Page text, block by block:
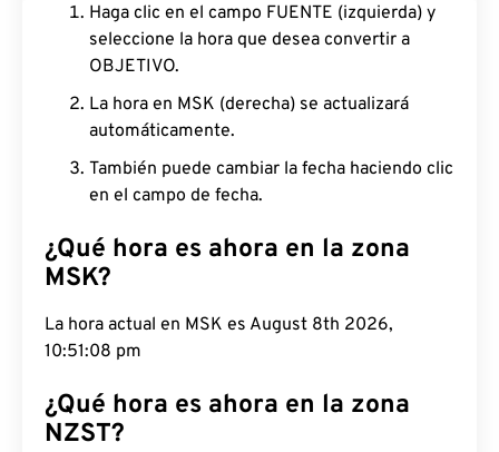
Haga clic en el campo FUENTE (izquierda) y
seleccione la hora que desea convertir a
OBJETIVO.
La hora en MSK (derecha) se actualizará
automáticamente.
También puede cambiar la fecha haciendo clic
en el campo de fecha.
¿Qué hora es ahora en la zona
MSK?
La hora actual en MSK es August 8th 2026,
10:51:09 pm
¿Qué hora es ahora en la zona
NZST?